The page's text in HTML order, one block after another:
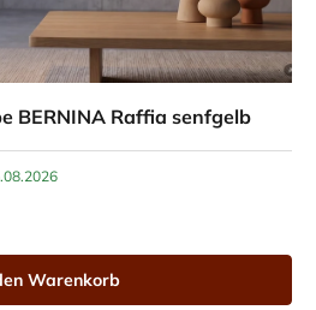
BERNINA Raffia senfgelb
Warenkorb